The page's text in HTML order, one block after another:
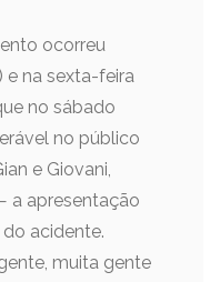
ocorreu
e na sexta-feira
no sábado
no público
e Giovani,
a apresentação
acidente.
muita gente